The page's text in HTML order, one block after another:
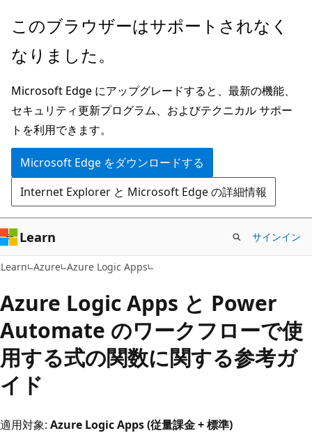
メ
ン
ン
テ
ン
ツ
に
ス
キ
ッ
プ
このブラウザーはサポートされなく
なりました。
Microsoft Edge にアップグレードすると、最新の機能、
セキュリティ更新プログラム、およびテクニカル サポー
トを利用できます。
Microsoft Edge をダウンロードする
Internet Explorer と Microsoft Edge の詳細情報
Learn サインイン
Learn Azure Azure Logic Apps
Azure Logic Apps と Power
Automate のワークフローで使
用する式の関数に関する参考ガ
イド
適用対象: Azure Logic Apps (従量課金 + 標準)